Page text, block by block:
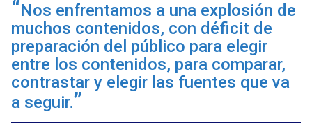
Nos enfrentamos a una explosión de
muchos contenidos, con déficit de
preparación del público para elegir
entre los contenidos, para comparar,
contrastar y elegir las fuentes que va
a seguir.